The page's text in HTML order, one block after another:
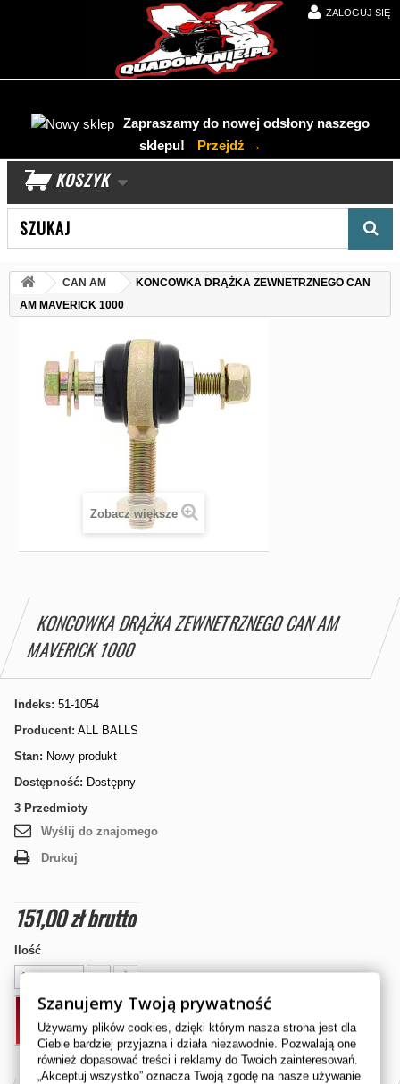
ZALOGUJ SIĘ
Zapraszamy do nowej odsłony naszego
sklepu!
Przejdź →
KOSZYK
CAN AM
KONCOWKA DRĄŻKA ZEWNETRZNEGO CAN
AM MAVERICK 1000
Zobacz większe
KONCOWKA DRĄŻKA ZEWNETRZNEGO CAN AM
MAVERICK 1000
Indeks: 51-1054
Producent: ALL BALLS
Stan: Nowy produkt
Dostępność: Dostępny
3 Przedmioty
Wyślij do znajomego
Drukuj
151,00 złbrutto
Ilość
DODAJ DO KOSZYKA
Szanujemy Twoją prywatność
Używamy plików cookies, dzięki którym nasza strona jest dla
Ciebie bardziej przyjazna i działa niezawodnie. Pozwalają one
również dopasować treści i reklamy do Twoich zainteresowań.
„Akceptuj wszystko” oznacza Twoją zgodę na nasze używanie